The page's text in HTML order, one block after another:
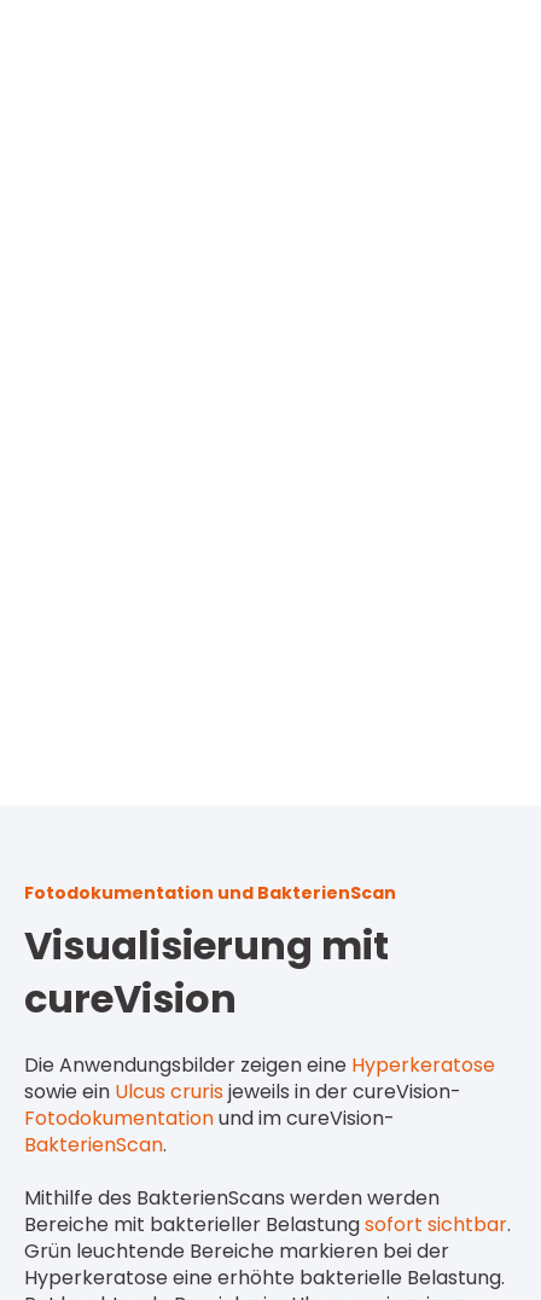
Fotodokumentation und BakterienScan
Visualisierung mit
cureVision
Die Anwendungsbilder zeigen eine Hyperkeratose
sowie ein Ulcus crurisjeweils in der cureVision-
Fotodokumentationund im cureVision-
BakterienScan.
Mithilfe des BakterienScans werden werden
Bereiche mit bakterieller Belastungsofort sichtbar.
Grün leuchtende Bereiche markieren bei der
Hyperkeratose eine erhöhte bakterielle Belastung.